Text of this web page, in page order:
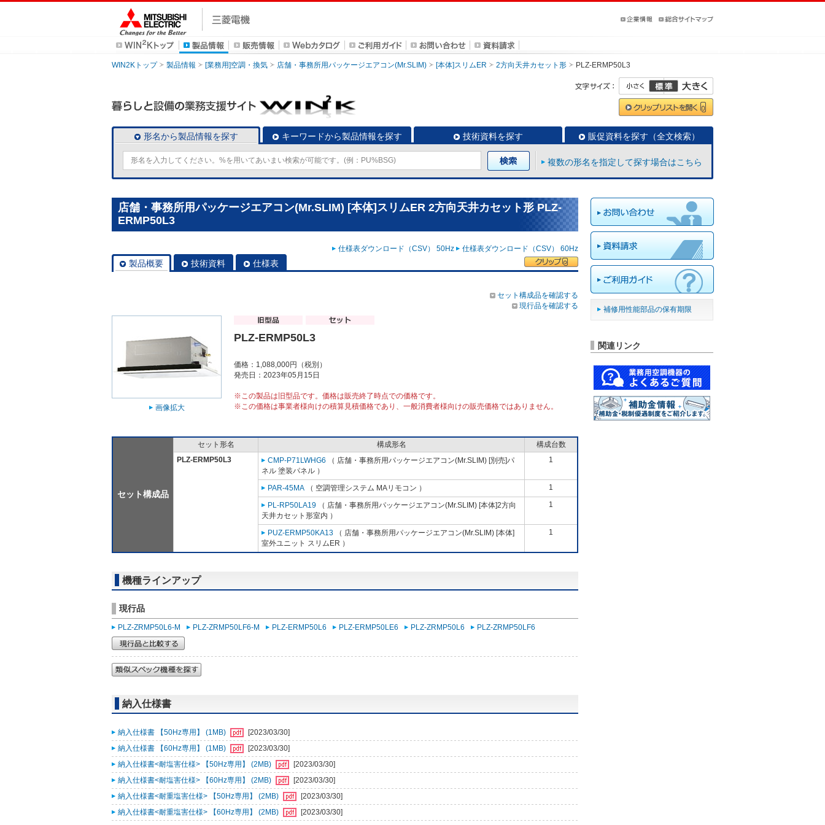
WIN2Kトップ 製品情報 [業務用]空調・換気 店舗・事務所用パッケージエアコン(Mr.SLIM) [本体]スリムER 2方向天井カセット形 PLZ-ERMP50L3
形名から製品情報を探す キーワードから製品情報を探す 技術資料を探す 販促資料を探す（全文検索）
複数の形名を指定して探す場合はこちら
店舗・事務所用パッケージエアコン(Mr.SLIM) [本体]スリムER 2方向天井カセット形 PLZ-
ERMP50L3
仕様表ダウンロード（CSV） 50Hz 仕様表ダウンロード（CSV） 60Hz
製品概要 技術資料 仕様表
セット構成品を確認する
現行品を確認する
画像拡大
PLZ-ERMP50L3
価格：1,088,000円（税別）
発売日：2023年05月15日
※この製品は旧型品です。価格は販売終了時点での価格です。
※この価格は事業者様向けの積算見積価格であり、一般消費者様向けの販売価格ではありません。
セット構成品
セット形名 構成形名
構成台数
PLZ-ERMP50L3
CMP-P71LWHG6 （ 店舗・事務所用パッケージエアコン(Mr.SLIM) [別売]パ
ネル 塗装パネル ）
1
PAR-45MA （ 空調管理システム MAリモコン ） 1
PL-RP50LA19 （ 店舗・事務所用パッケージエアコン(Mr.SLIM) [本体]2方向
天井カセット形室内 ）
1
PUZ-ERMP50KA13 （ 店舗・事務所用パッケージエアコン(Mr.SLIM) [本体]
室外ユニット スリムER ）
1
機種ラインアップ
現行品
PLZ-ZRMP50L6-M PLZ-ZRMP50LF6-M PLZ-ERMP50L6 PLZ-ERMP50LE6 PLZ-ZRMP50L6 PLZ-ZRMP50LF6
納入仕様書
納入仕様書 【50Hz専用】 (1MB)
[2023/03/30]
納入仕様書 【60Hz専用】 (1MB)
[2023/03/30]
納入仕様書<耐塩害仕様> 【50Hz専用】 (2MB)
[2023/03/30]
納入仕様書<耐塩害仕様> 【60Hz専用】 (2MB)
[2023/03/30]
納入仕様書<耐重塩害仕様> 【50Hz専用】 (2MB)
[2023/03/30]
納入仕様書<耐重塩害仕様> 【60Hz専用】 (2MB)
[2023/03/30]
補修用性能部品の保有期限
関連リンク